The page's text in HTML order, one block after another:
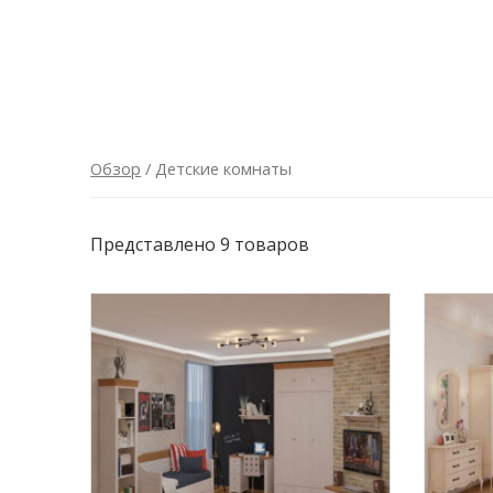
Обзор / Детские комнаты
Представлено 9 товаров